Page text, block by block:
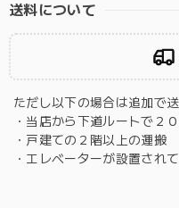
送料について
ただし以下の場合は追加で
・当店から下道ルートで２
・戸建ての２階以上の運搬
・エレベーターが設置され